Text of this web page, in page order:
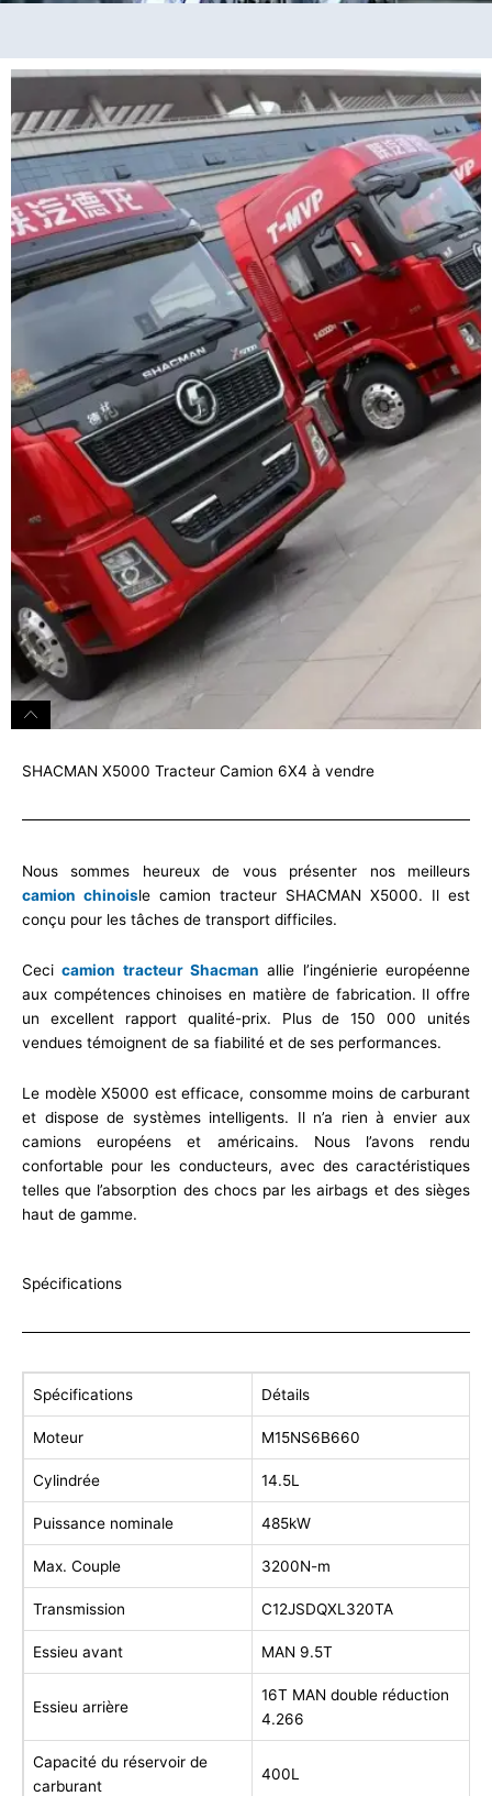
SHACMAN X5000 Tracteur Camion 6X4 à vendre
Nous sommes heureux de vous présenter nos meilleurs
camion chinoisle camion tracteur SHACMAN X5000. Il est
conçu pour les tâches de transport difficiles.
Cecicamion tracteur Shacman allie l’ingénierie européenne
aux compétences chinoises en matière de fabrication. Il offre
un excellent rapport qualité-prix. Plus de 150 000 unités
vendues témoignent de sa fiabilité et de ses performances.
Le modèle X5000 est efficace, consomme moins de carburant
et dispose de systèmes intelligents. Il n’a rien à envier aux
camions européens et américains. Nous l’avons rendu
confortable pour les conducteurs, avec des caractéristiques
telles que l’absorption des chocs par les airbags et des sièges
haut de gamme.
Spécifications
Spécifications Détails
Moteur M15NS6B660
Cylindrée 14.5L
Puissance nominale 485kW
Max. Couple 3200N-m
Transmission C12JSDQXL320TA
Essieu avant MAN 9.5T
Essieu arrière
16T MAN double réduction
4.266
Capacité du réservoir de
carburant
400L